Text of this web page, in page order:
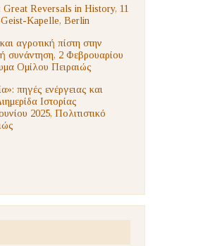
Reversals in History, 11
Kapelle, Berlin
αγροτική πίστη στην
συνάντηση, 2 Φεβρουαρίου
Ομίλου Πειραιώς
πηγές ενέργειας και
Ιστορίας
2025, Πολιτιστικό